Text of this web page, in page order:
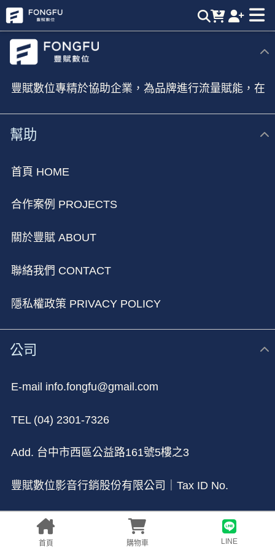
TEL (04) 2301-7326 | 豐賦數位，業界最強短影音製作團隊
豐賦數位專精於協助企業，為品牌進行流量賦能，在
幫助
首頁 HOME
合作案例 PROJECTS
關於豐賦 ABOUT
聯絡我們 CONTACT
隱私權政策 PRIVACY POLICY
公司
E-mail info.fongfu@gmail.com
TEL (04) 2301-7326
Add. 台中市⻄區公益路161號5樓之3
豐賦數位影音行銷股份有限公司｜Tax ID No.
90026348
首頁 購物車 LINE